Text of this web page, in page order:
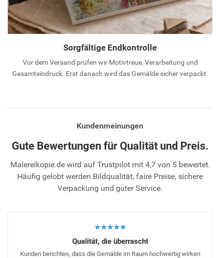
Sorgfältige Endkontrolle
Vor dem Versand prüfen wir Motivtreue, Verarbeitung und
Gesamteindruck. Erst danach wird das Gemälde sicher verpackt.
Kundenmeinungen
Gute Bewertungen für Qualität und Preis.
Malereikopie.de wird auf Trustpilot mit 4,7 von 5 bewertet.
Häufig gelobt werden Bildqualität, faire Preise, sichere
Verpackung und guter Service.
★★★★★
Qualität, die überrascht
Kunden berichten, dass die Gemälde im Raum hochwertig wirken